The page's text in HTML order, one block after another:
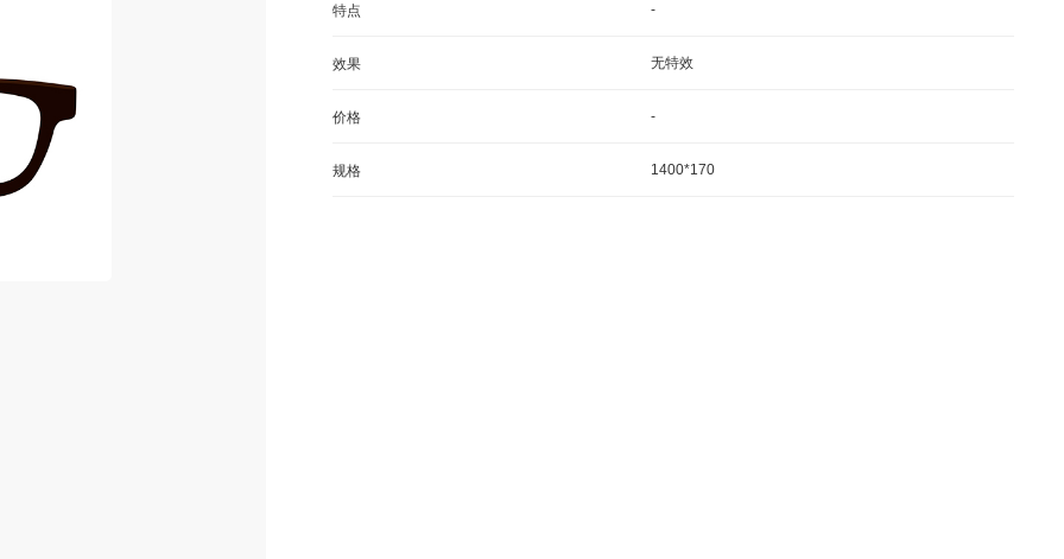
特点 -
效果 无特效
价格 -
规格 1400*170